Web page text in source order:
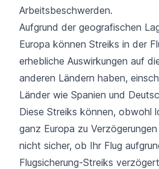
Arbeitsbeschwerden.
Aufgrund der geografischen
Europa können Streiks in der
erhebliche Auswirkungen auf
anderen Ländern haben,
Länder wie Spanien und
Diese Streiks können, obwohl
ganz Europa zu
nicht sicher, ob Ihr Flug
Flugsicherung-Streiks